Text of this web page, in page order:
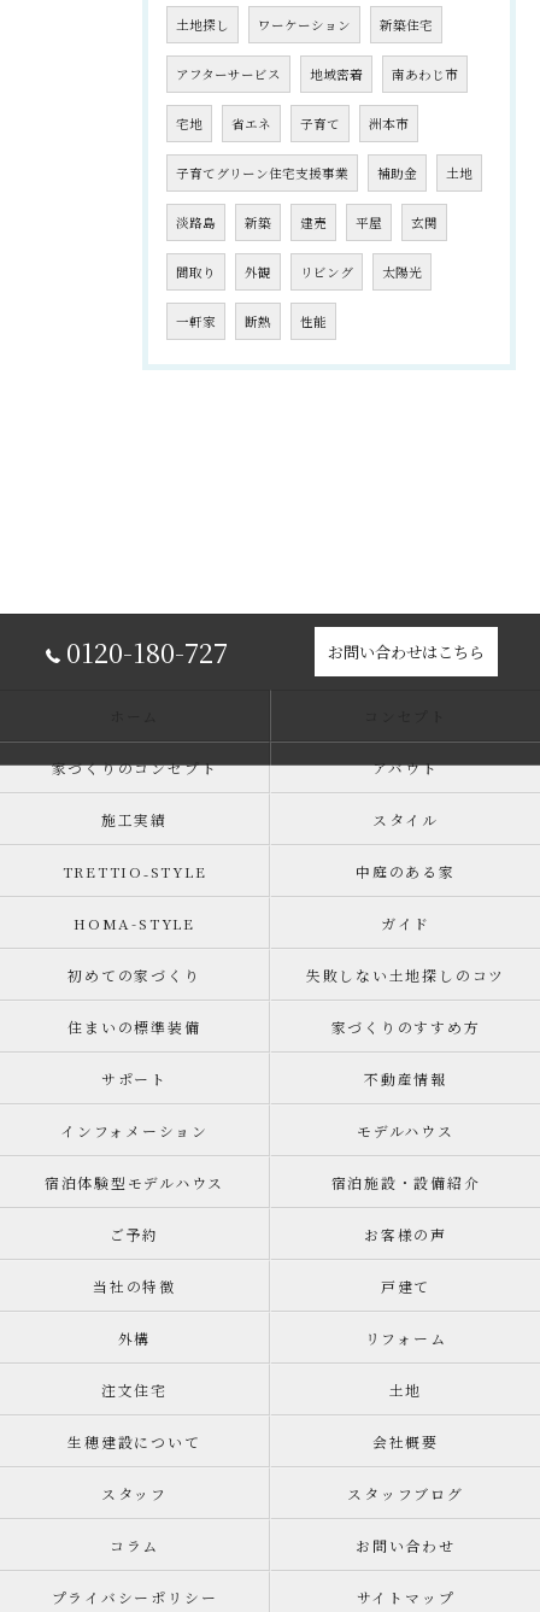
土地探し ワーケーション 新築住宅
アフターサービス 地域密着 南あわじ市
宅地 省エネ 子育て 洲本市
子育てグリーン住宅支援事業 補助金 土地
淡路島 新築 建売 平屋 玄関
間取り 外観 リビング 太陽光
一軒家 断熱 性能
0120-180-727 お問い合わせはこちら
家づくりのコンセプト アバウト
施工実績 スタイル
TRETTIO₋STYLE 中庭のある家
HOMA-STYLE ガイド
初めての家づくり 失敗しない土地探しのコツ
住まいの標準装備 家づくりのすすめ方
サポート 不動産情報
インフォメーション モデルハウス
宿泊体験型モデルハウス 宿泊施設・設備紹介
ご予約 お客様の声
当社の特徴 戸建て
外構 リフォーム
注文住宅 土地
生穂建設について 会社概要
スタッフ スタッフブログ
コラム お問い合わせ
プライバシーポリシー サイトマップ